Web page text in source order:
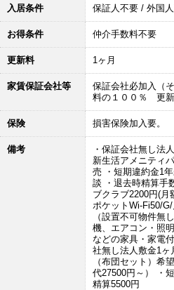
入居条件 保証人不要 / 外国
お得条件 仲介手数料不要
更新料 1ヶ月
家賃保証会社等
保証会社必加入（
料の１００％ 更
保険 損害保険加入要。
備考
・保証会社無し法
新生活アメニティ
売 ・短期違約金1
談 ・退去時精算手
ブクラブ2200円(
ポケットWi-Fi50/
（設置不可物件無
機、エアコン・照
などの家具・家電
社無し法人敷金1ヶ
（布団セット）希
代27500円～） ・
精算5500円